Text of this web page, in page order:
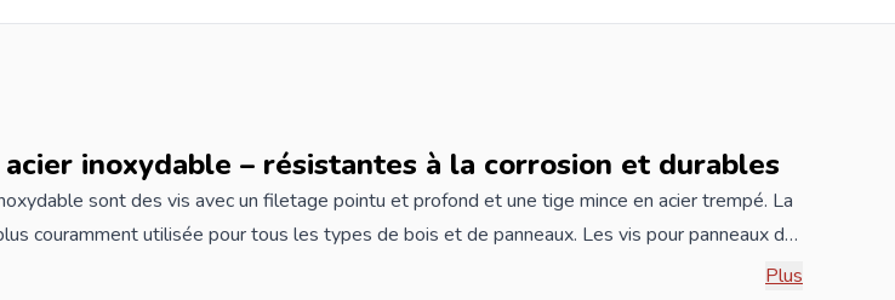
inoxydable – résistantes à la corrosion et durables
sont des vis avec un filetage pointu et profond et une tige mince en acier trempé. La
couramment utilisée pour tous les types de bois et de panneaux. Les vis pour panneaux de
sont également dotées d'une couche de cire spéciale, ce qui les rend faciles à utiliser dansPlus